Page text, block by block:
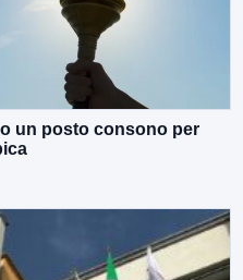
un posto consono per